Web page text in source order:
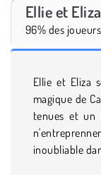
Ellie et
96% des
Ellie et Eliza
magique de
tenues et un
inoubliable